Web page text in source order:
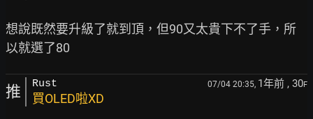
想說既然要升級了就到頂，但90又太貴下不了手，所
推 Rust 07/04 20:35, 1年前 , 30F
買OLED啦XD